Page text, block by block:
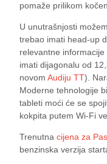
pomaže prilikom
U unutrašnjosti
trebao imati head-up
relevantne
imati dijagonalu od
novom Audiju TT).
Moderne tehnologije
tableti moći će se
kokpita putem Wi-Fi
Trenutna cijena za
benzinska verzija